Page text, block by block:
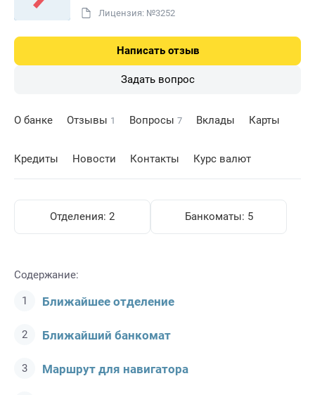
Лицензия: №3252
Написать отзыв
Задать вопрос
О банке Отзывы 1 Вопросы 7 Вклады Карты
Кредиты Новости Контакты Курс валют
Отделения: 2 Банкоматы: 5
Содержание:
Ближайшее отделение
Ближайший банкомат
Маршрут для навигатора